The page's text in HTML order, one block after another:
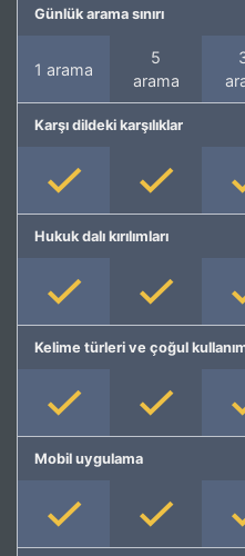
Günlük arama sınırı
1 arama
5
arama
Karşı dildeki karşılıklar
Hukuk dalı kırılımları
Kelime türleri ve çoğul
Mobil uygulama